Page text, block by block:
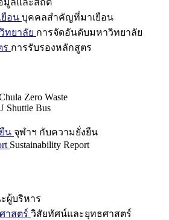
มูลและสถิติ
อน บุคคลสำคัญที่มาเยือน
ทยาลัย การจัดอันดับมหาวิทยาลัย
ร การรับรองหลักสูตร
Zero Waste
Shuttle Bus
น จุฬาฯ กับความยั่งยืน
Sustainability Report
ผู้บริหาร
าสตร์ วิสัยทัศน์และยุทธศาสตร์